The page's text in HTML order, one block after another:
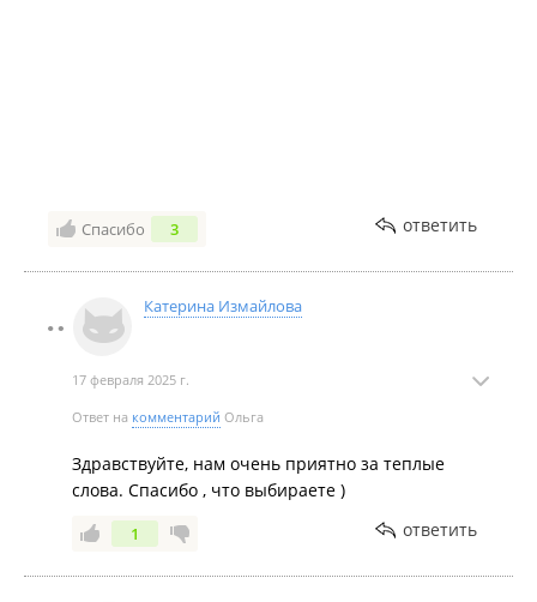
Спасибо 3 ответить
Катерина Измайлова
17 февраля 2025 г.
Ответ на комментарий Ольга
Здравствуйте, нам очень приятно за теплые
слова. Спасибо , что выбираете )
1 ответить